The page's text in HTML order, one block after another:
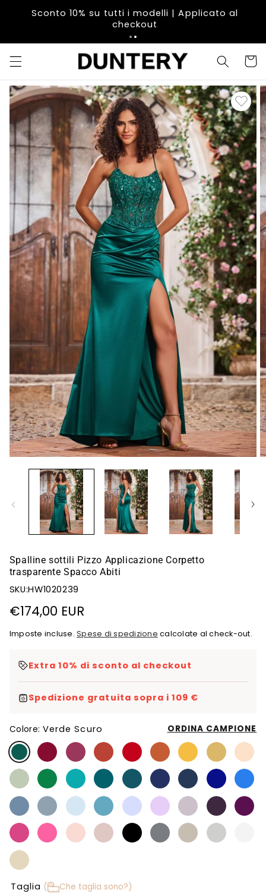
Sconto 10% su tutti i modelli | Applicato al
checkout
Passa alle
informazioni
sul prodotto
Spalline sottili Pizzo Applicazione Corpetto
trasparente Spacco Abiti
SKU:HW1020239
Prezzo
di
€174,00 EUR
Imposte incluse.Spese di spedizione calcolate al check-out.
Extra 10% di sconto al checkout
Spedizione gratuita sopra i 109 €
Colore:Verde Scuro ORDINA CAMPIONE
Taglia (
Che taglia sono?)